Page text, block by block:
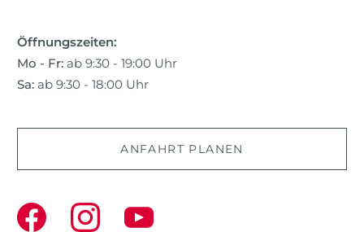
Öffnungszeiten:
Mo - Fr: ab 9:30 - 19:00 Uhr
Sa: ab 9:30 - 18:00 Uhr
ANFAHRT PLANEN